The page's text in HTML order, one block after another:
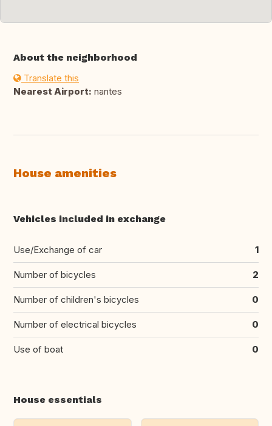
About the neighborhood
Translate this
Nearest Airport: nantes
House amenities
Vehicles included in exchange
Use/Exchange of car 1
Number of bicycles 2
Number of children's bicycles 0
Number of electrical bicycles 0
Use of boat 0
House essentials